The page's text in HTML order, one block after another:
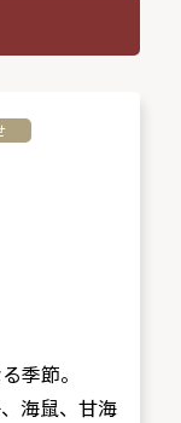
季節。
海鼠、甘海